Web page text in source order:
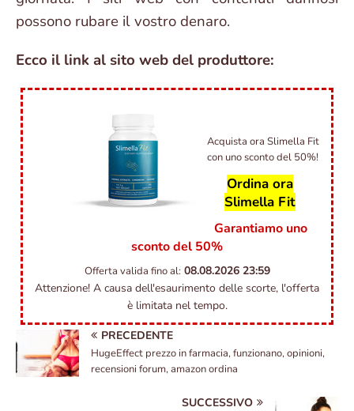
possono rubare il vostro denaro.
Ecco il link al sito web del produttore:
Acquista ora Slimella Fit
con uno sconto del 50%!
Ordina ora
Slimella Fit
Garantiamo uno
sconto del 50%
Offerta valida fino al: 08.08.2026 23:59
Attenzione! A causa dell'esaurimento delle scorte, l'offerta
è limitata nel tempo.
PRECEDENTE
HugeEffect prezzo in farmacia, funzionano, opinioni,
recensioni forum, amazon ordina
SUCCESSIVO